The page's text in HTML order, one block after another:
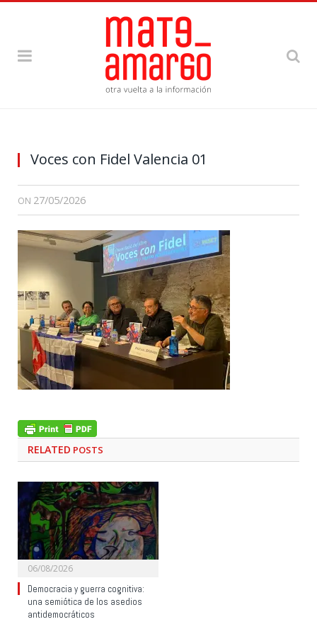
Voces con Fidel Valencia 01
ON 27/05/2026
RELATED POSTS
06/08/2026
Democracia y guerra cognitiva:
una semiótica de los asedios
antidemocráticos